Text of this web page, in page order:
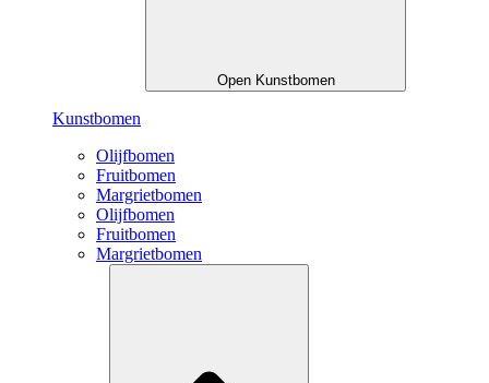
Open Kunstbomen
Kunstbomen
Olijfbomen
Fruitbomen
Margrietbomen
Olijfbomen
Fruitbomen
Margrietbomen